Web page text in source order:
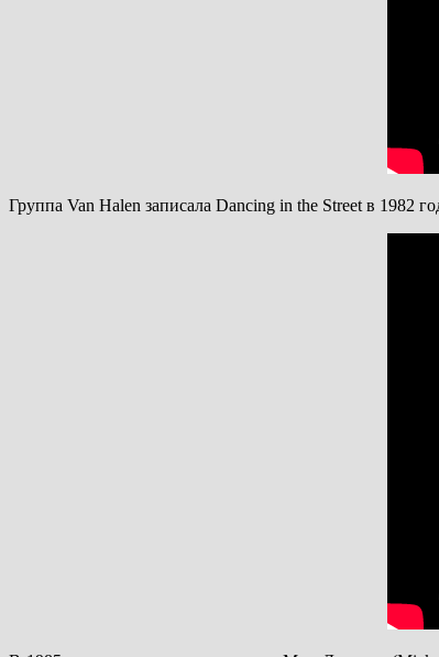
Группа Van Halen записала Dancing in the Street в